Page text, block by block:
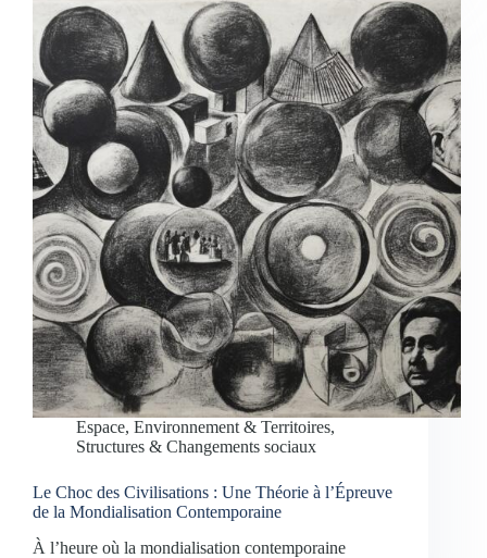
Espace, Environnement & Territoires,
Structures & Changements sociaux
Le Choc des Civilisations : Une Théorie à l’Épreuve
de la Mondialisation Contemporaine
À l’heure où la mondialisation contemporaine